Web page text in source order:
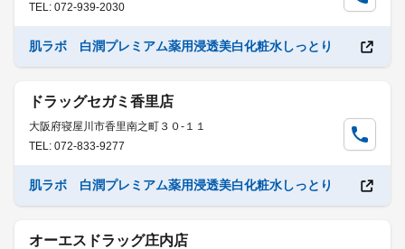
TEL: 072-939-2030
肌ラボ 白潤プレミアム薬用浸透美白化粧水しっとり
ドラッグセガミ香里店
大阪府寝屋川市香里南之町３０-１１
TEL: 072-833-9277
肌ラボ 白潤プレミアム薬用浸透美白化粧水しっとり
オーエスドラッグ庄内店